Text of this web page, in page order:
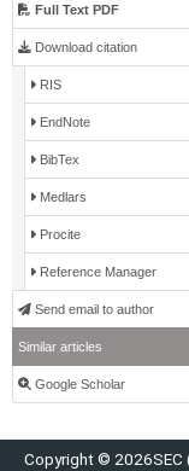
Full Text PDF
Download citation
RIS
EndNote
BibTex
Medlars
Procite
Reference Manager
Send email to author
Similar articles
Google Scholar
Copyright © 2026SEC